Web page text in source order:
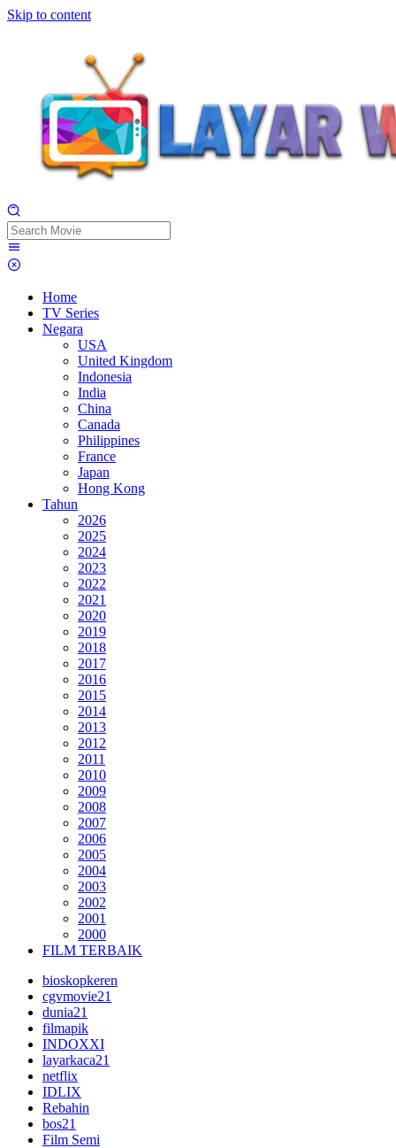
Skip to content
Home
TV Series
Negara
USA
United Kingdom
Indonesia
India
China
Canada
Philippines
France
Japan
Hong Kong
Tahun
2026
2025
2024
2023
2022
2021
2020
2019
2018
2017
2016
2015
2014
2013
2012
2011
2010
2009
2008
2007
2006
2005
2004
2003
2002
2001
2000
FILM TERBAIK
bioskopkeren
cgvmovie21
dunia21
filmapik
INDOXXI
layarkaca21
netflix
IDLIX
Rebahin
bos21
Film Semi